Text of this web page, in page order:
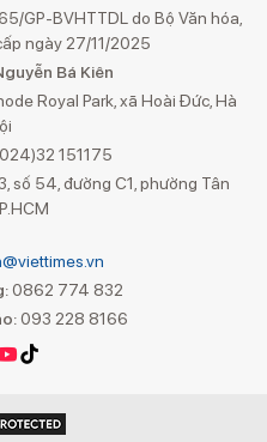
GP-BVHTTDL do Bộ Văn hóa,
ngày 27/11/2025
Bá Kiên
Royal Park, xã Hoài Đức, Hà
151175
số 54, đường C1, phường Tân
0862 774 832
093 228 8166